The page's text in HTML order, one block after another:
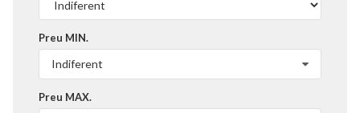
Preu MIN.
Indiferent
Preu MAX.